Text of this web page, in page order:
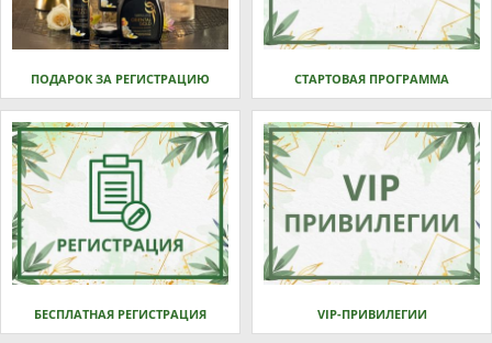
ПОДАРОК ЗА РЕГИСТРАЦИЮ СТАРТОВАЯ ПРОГРАММА
БЕСПЛАТНАЯ РЕГИСТРАЦИЯ VIP-ПРИВИЛЕГИИ